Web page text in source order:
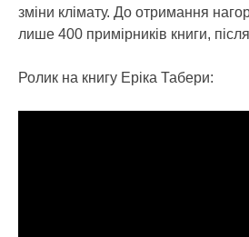
зміни клімату. До отримання
лише 400 примірників книги,
Ролик на книгу Еріка Табери: